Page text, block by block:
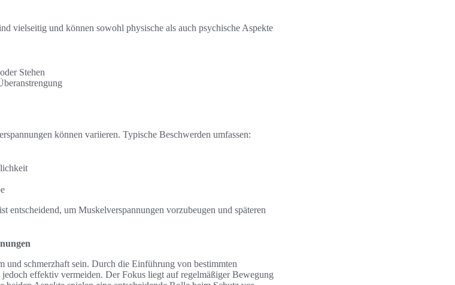
vielseitig und können sowohl physische als auch psychische Aspekte
Stehen
können variieren. Typische Beschwerden umfassen:
entscheidend, um Muskelverspannungen vorzubeugen und späteren
und schmerzhaft sein. Durch die Einführung von bestimmten
effektiv vermeiden. Der Fokus liegt auf regelmäßiger Bewegung